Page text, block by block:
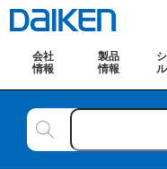
会社
情報
製品
情報